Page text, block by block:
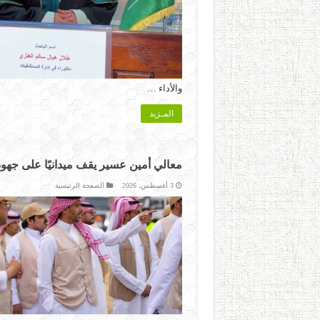
والأداء …
المـزيد
معالي أمين عسير يقف ميدانيًا على
3 أغسطس، 2026 الصفحة الرئيسية